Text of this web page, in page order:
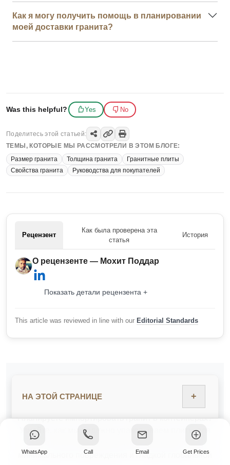
Как я могу получить помощь в планировании
моей доставки гранита?
Was this helpful? Yes No
Поделитесь этой статьей:
ТЕМЫ, КОТОРЫЕ МЫ РАССМОТРЕЛИ В ЭТОМ БЛОГЕ:
Размер гранита
Толщина гранита
Гранитные плиты
Свойства гранита
Руководства для покупателей
Рецензент
Как была проверена эта
статья
История
О рецензенте — Мохит Поддар
Показать детали рецензента +
This article was reviewed in line with our Editorial Standards
Поймите, как мы упаковываем гранитные плиты для
безопасного экспорта
Планируете импортировать гранит в контейнерах?
Узнайте, как мы надежно упаковываем плиты для
минимального повреждения и гладкой глобальной
НА ЭТОЙ СТРАНИЦЕ +
WhatsApp Call Email Get Prices